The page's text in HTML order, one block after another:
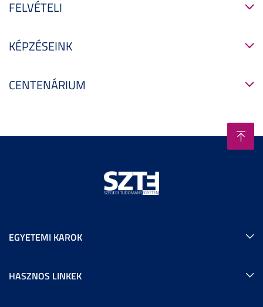
FELVÉTELI
KÉPZÉSEINK
CENTENÁRIUM
EGYETEMI KAROK
HASZNOS LINKEK